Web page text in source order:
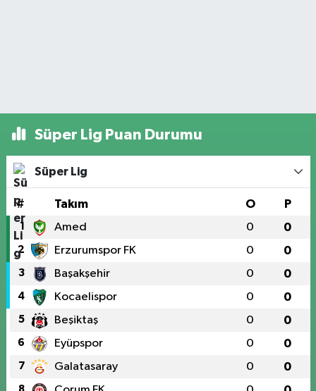
Süper Lig Puan Durumu
Süper Lig
# Takım O P
1 Amed 0 0
2 Erzurumspor FK 0 0
3 Başakşehir 0 0
4 Kocaelispor 0 0
5 Beşiktaş 0 0
6 Eyüpspor 0 0
7 Galatasaray 0 0